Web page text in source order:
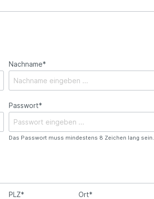
Nachname*
Passwort*
Das Passwort muss mindestens 8 Zeichen lang sein.
PLZ* Ort*